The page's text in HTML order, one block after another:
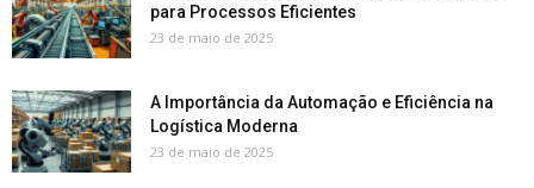
para Processos Eficientes
23 de maio de 2025
A Importância da Automação e Eficiência na
Logística Moderna
23 de maio de 2025